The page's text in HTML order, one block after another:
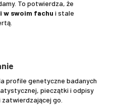
To potwierdza, że
w swoim fachu i stale
profile genetyczne badanych
pieczątki i odpisy
go.